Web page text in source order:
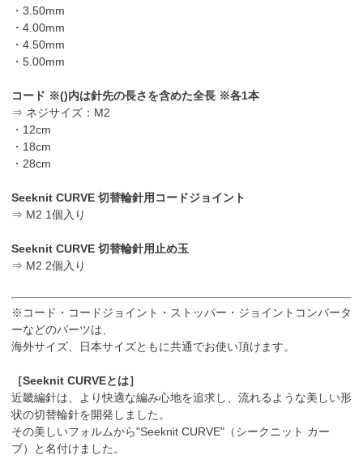
・3.50mm
・4.00mm
・4.50mm
・5.00mm
コード ※()内は針先の長さを含めた全長 ※各1本
⇒ ネジサイズ：M2
・12cm
・18cm
・28cm
Seeknit CURVE 切替輪針用コードジョイント
⇒ M2 1個入り
Seeknit CURVE 切替輪針用止め玉
⇒ M2 2個入り
※コード・コードジョイント・ストッパー・ジョイントコンバータ
ーなどのパーツは、
海外サイズ、日本サイズともに共通でお使い頂けます。
［Seeknit CURVEとは］
近畿編針は、より快適な編み心地を追求し、流れるような美しい形
状の切替輪針を開発しました。
その美しいフォルムから"Seeknit CURVE"（シークニット カー
ブ）と名付けました。